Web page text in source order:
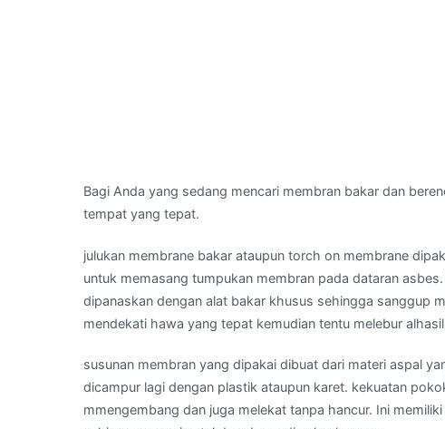
Bagi Anda yang sedang mencari membran bakar dan
tempat yang tepat.
julukan membrane bakar ataupun torch on membrane
untuk memasang tumpukan membran pada dataran
dipanaskan dengan alat bakar khusus sehingga sanggup
mendekati hawa yang tepat kemudian tentu melebur
susunan membran yang dipakai dibuat dari materi aspal
dicampur lagi dengan plastik ataupun karet. kekuatan
mmengembang dan juga melekat tanpa hancur. Ini